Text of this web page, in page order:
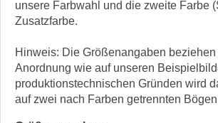
unsere Farbwahl und die zweite Farbe
Zusatzfarbe.
Hinweis: Die Größenangaben
Anordnung wie auf unseren
produktionstechnischen Gründen wird
auf zwei nach Farben getrennten